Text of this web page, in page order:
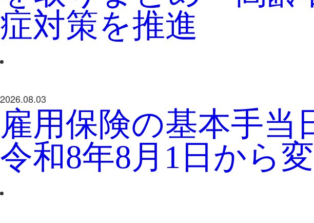
症対策を推進
2026.08.03
雇用保険の基本手
令和8年8月1日から